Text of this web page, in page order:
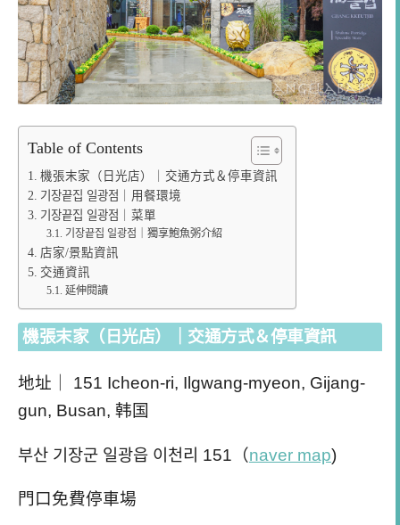
Table of Contents
機張末家（日光店）｜交通方式＆停車資訊
기장끝집 일광점｜用餐環境
기장끝집 일광점｜菜單
기장끝집 일광점｜獨享鮑魚粥介紹
店家/景點資訊
交通資訊
延伸閱讀
機張末家（日光店）｜交通方式＆停車資訊
地址｜ 151 Icheon-ri, Ilgwang-myeon, Gijang-
gun, Busan, 韩国
부산 기장군 일광읍 이천리 151（naver map)
門口免費停車場